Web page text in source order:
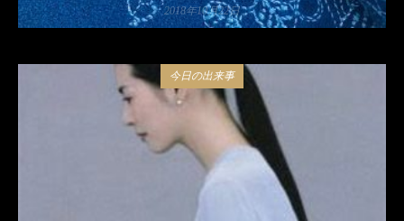
2018年10月22日
今日の出来事